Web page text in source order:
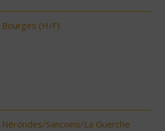
(H/F)
Sancoins/La Guerche